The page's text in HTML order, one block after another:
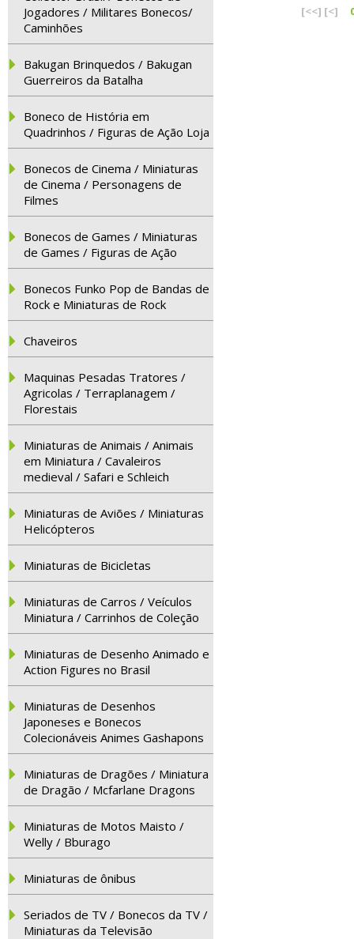
Jogadores / Militares Bonecos/
Caminhões
Bakugan Brinquedos / Bakugan
Guerreiros da Batalha
Boneco de História em
Quadrinhos / Figuras de Ação Loja
Bonecos de Cinema / Miniaturas
de Cinema / Personagens de
Filmes
Bonecos de Games / Miniaturas
de Games / Figuras de Ação
Bonecos Funko Pop de Bandas de
Rock e Miniaturas de Rock
Chaveiros
Maquinas Pesadas Tratores /
Agricolas / Terraplanagem /
Florestais
Miniaturas de Animais / Animais
em Miniatura / Cavaleiros
medieval / Safari e Schleich
Miniaturas de Aviões / Miniaturas
Helicópteros
Miniaturas de Bicicletas
Miniaturas de Carros / Veículos
Miniatura / Carrinhos de Coleção
Miniaturas de Desenho Animado e
Action Figures no Brasil
Miniaturas de Desenhos
Japoneses e Bonecos
Colecionáveis Animes Gashapons
Miniaturas de Dragões / Miniatura
de Dragão / Mcfarlane Dragons
Miniaturas de Motos Maisto /
Welly / Bburago
Miniaturas de ônibus
Seriados de TV / Bonecos da TV /
Miniaturas da Televisão
[<<] [<]